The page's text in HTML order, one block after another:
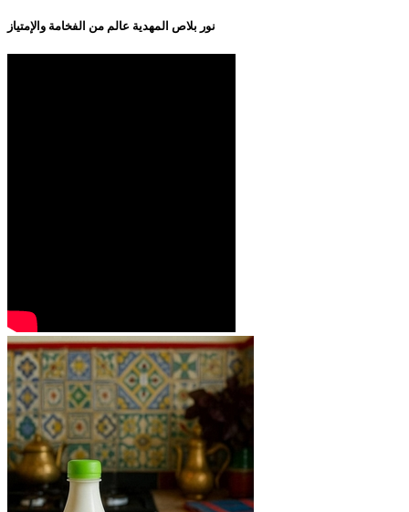
نور بلاص المهدية عالم من الفخامة والإمتياز